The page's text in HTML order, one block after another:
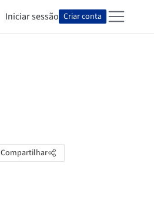
Iniciar sessão Criar conta
Compartilhar